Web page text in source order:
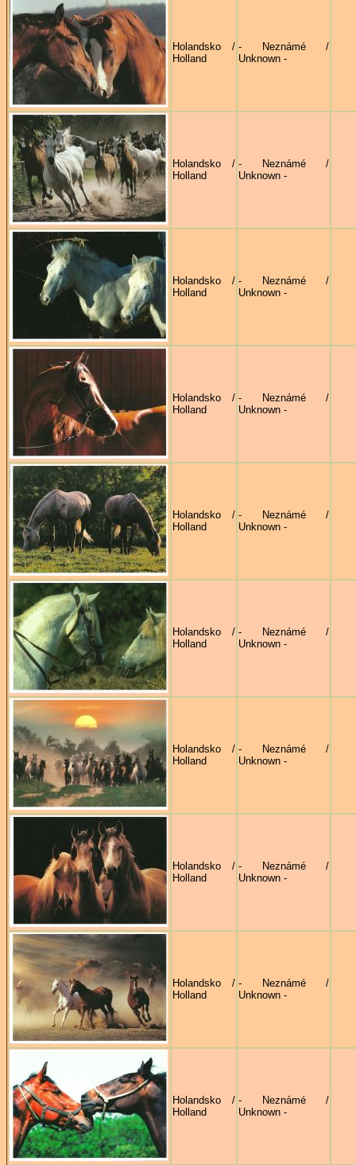
Holandsko /
Holland
- Neznámé /
Unknown -
Holandsko /
Holland
- Neznámé /
Unknown -
Holandsko /
Holland
- Neznámé /
Unknown -
Holandsko /
Holland
- Neznámé /
Unknown -
Holandsko /
Holland
- Neznámé /
Unknown -
Holandsko /
Holland
- Neznámé /
Unknown -
Holandsko /
Holland
- Neznámé /
Unknown -
Holandsko /
Holland
- Neznámé /
Unknown -
Holandsko /
Holland
- Neznámé /
Unknown -
Holandsko /
Holland
- Neznámé /
Unknown -